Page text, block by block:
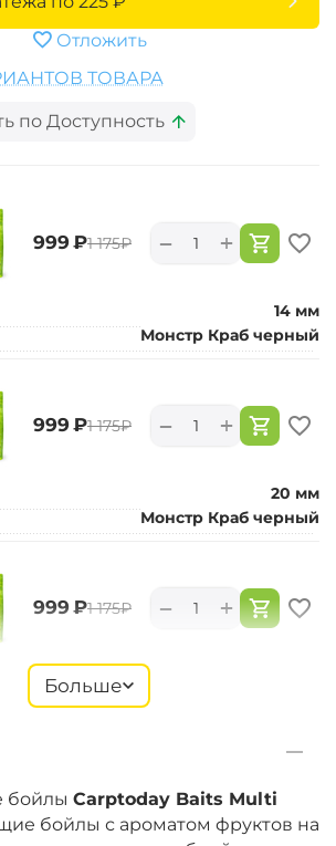
Отложить
ТОВАРА
по Доступность
‍999‍ ₽‍1 175‍₽ +
−
14 мм
Монстр Краб черный
‍999‍ ₽‍1 175‍₽ +
−
20 мм
Монстр Краб черный
‍999‍ ₽‍1 175‍₽ +
−
Монстр Краб черный
‍899‍ ₽‍1 058‍₽ +
−
Больше
бойлы Carptoday Baits Multi
бойлы с ароматом фруктов на